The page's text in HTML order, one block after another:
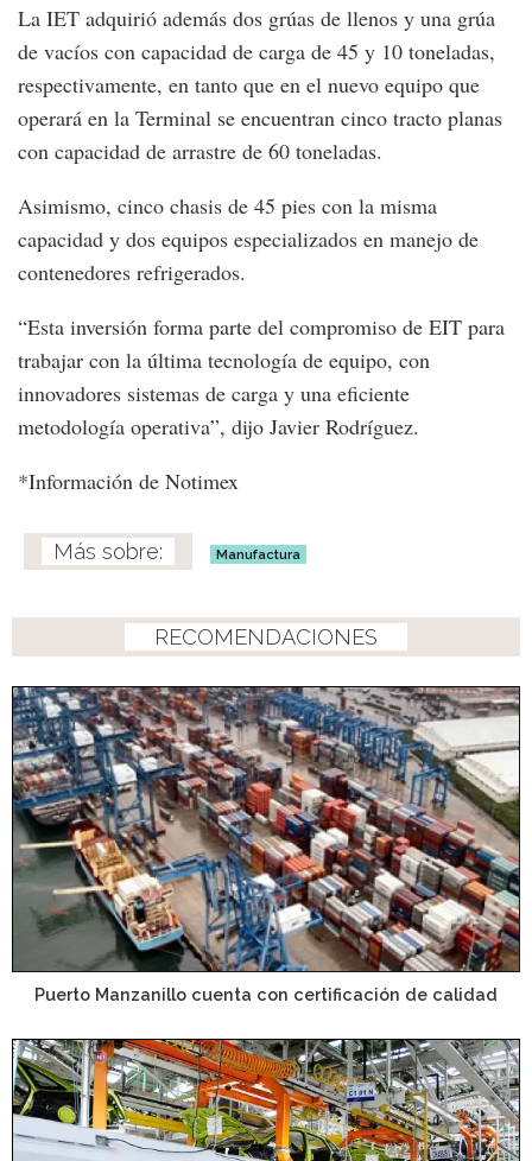
La IET adquirió además dos grúas de llenos y una grúa
de vacíos con capacidad de carga de 45 y 10 toneladas,
respectivamente, en tanto que en el nuevo equipo que
operará en la Terminal se encuentran cinco tracto planas
con capacidad de arrastre de 60 toneladas.
Asimismo, cinco chasis de 45 pies con la misma
capacidad y dos equipos especializados en manejo de
contenedores refrigerados.
“Esta inversión forma parte del compromiso de EIT para
trabajar con la última tecnología de equipo, con
innovadores sistemas de carga y una eficiente
metodología operativa”, dijo Javier Rodríguez.
*Información de Notimex
Manufactura
RECOMENDACIONES
Puerto Manzanillo cuenta con certificación de calidad